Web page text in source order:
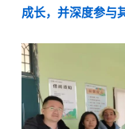
成长，并深度参与